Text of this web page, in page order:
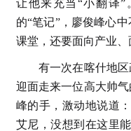
让他来充当“小翻译
的“笔记”，廖俊峰心
课堂，还要面向产业、
有一次在喀什地区
迎面走来一位高大帅
峰的手，激动地说道
艾尼，没想到在这里